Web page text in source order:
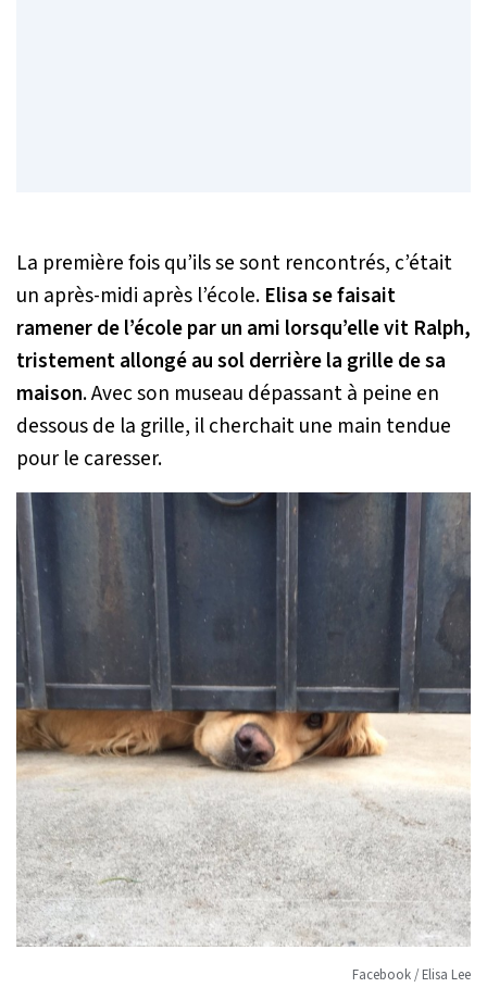
La première fois qu’ils se sont rencontrés, c’était
un après-midi après l’école. Elisa se faisait
ramener de l’école par un ami lorsqu’elle vit Ralph,
tristement allongé au sol derrière la grille de sa
maison. Avec son museau dépassant à peine en
dessous de la grille, il cherchait une main tendue
pour le caresser.
Facebook / Elisa Lee